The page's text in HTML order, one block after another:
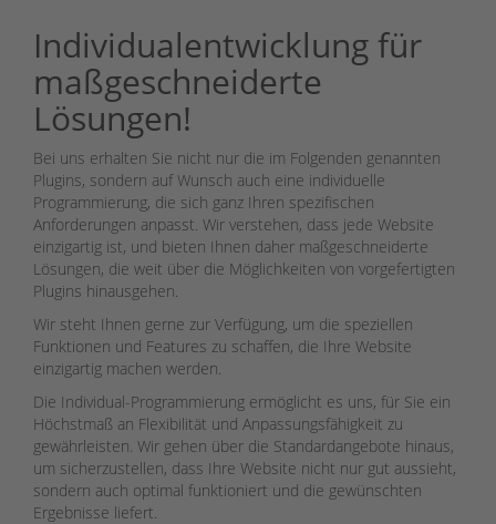
Individualentwicklung für
maßgeschneiderte
Lösungen!
Bei uns erhalten Sie nicht nur die im Folgenden genannten
Plugins, sondern auf Wunsch auch eine individuelle
Programmierung, die sich ganz Ihren spezifischen
Anforderungen anpasst. Wir verstehen, dass jede Website
einzigartig ist, und bieten Ihnen daher maßgeschneiderte
Lösungen, die weit über die Möglichkeiten von vorgefertigten
Plugins hinausgehen.
Wir steht Ihnen gerne zur Verfügung, um die speziellen
Funktionen und Features zu schaffen, die Ihre Website
einzigartig machen werden.
Die Individual-Programmierung ermöglicht es uns, für Sie ein
Höchstmaß an Flexibilität und Anpassungsfähigkeit zu
gewährleisten. Wir gehen über die Standardangebote hinaus,
um sicherzustellen, dass Ihre Website nicht nur gut aussieht,
sondern auch optimal funktioniert und die gewünschten
Ergebnisse liefert.